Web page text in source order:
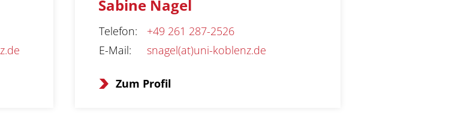
Sabine Nagel
Telefon:
+49 261 287-2526
E-Mail: snagel(at)uni-koblenz.de
Zum Profil